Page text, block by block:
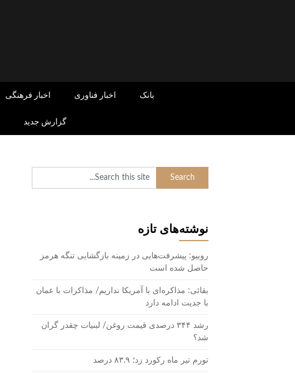
اخبار فرهنگی اخبار فناوری بانک
گزارش جدید
نوشته‌های تازه
روبیو: پیشرفت‌هایی در زمینه بازگشایی تنگه هرمز
حاصل شده است
بقائی: مذاکره‌ای با آمریکا نداریم/ مذاکرات با عمان
با جدیت ادامه دارد
رشد ۳۴۴ درصدی قیمت روغن/ لبنیات چقدر گران
شد؟
تورم تیر ماه رکورد زد؛ ۸۳.۹ درصد